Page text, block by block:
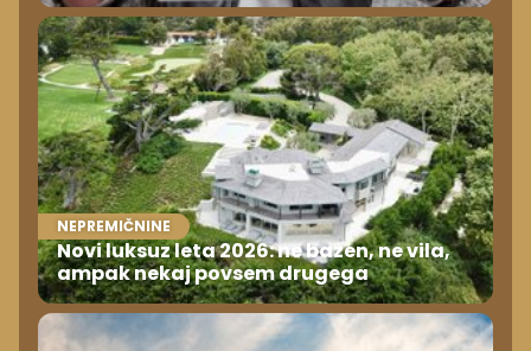
NEPREMIČNINE
Novi luksuz leta 2026: ne bazen, ne vila,
ampak nekaj povsem drugega